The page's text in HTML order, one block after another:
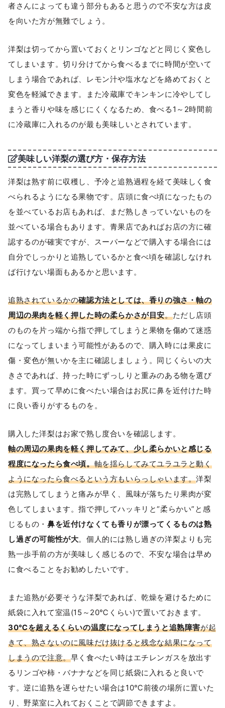
者さんによっても違う部分もあると思うので不安な方は皮
を向いた方が無難でしょう。
洋梨は切ってから置いておくとリンゴなどと同じく変色し
てしまいます。切り分けてから食べるまでに時間が空いて
しまう場合であれば、レモン汁や塩水などを絡めておくと
変色を軽減できます。また冷蔵庫でキンキンに冷やしてし
まうと香りや味を感じにくくなるため、食べる1～2時間前
に冷蔵庫に入れるのが最も美味しいとされています。
美味しい洋梨の選び方・保存方法
洋梨は熟す前に収穫し、予冷と追熟過程を経て美味しく食
べられるようになる果物です。店頭に食べ頃になったもの
を並べているお店もあれば、まだ熟しきっていないものを
並べている場合もあります。青果店であればお店の方に確
認するのが確実ですが、スーパーなどで購入する場合には
自分でしっかりと追熟しているかと食べ頃を確認しなけれ
ば行けない場面もあるかと思います。
追熟されているかの確認方法としては、香りの強さ・軸の
周辺の果肉を軽く押した時の柔らかさが目安。ただし店頭
のものを片っ端から指で押してしまうと果物を傷めて迷惑
になってしまいまう可能性があるので、購入時には果皮に
傷・変色が無いかを主に確認しましょう。同じくらいの大
きさであれば、持った時にずっしりと重みのある物を選び
ます。買って早めに食べたい場合はお尻に鼻を近付けた時
に良い香りがするものを。
購入した洋梨はお家で熟し度合いを確認します。
軸の周辺の果肉を軽く押してみて、少し柔らかいと感じる
程度になったら食べ頃。軸を揺らしてみてユラユラと動く
ようになったら食べるという方もいらっしゃいます。洋梨
は完熟してしまうと痛みが早く、風味が落ちたり果肉が変
色してしまいます。指で押してハッキリと“柔らかい”と感
じるもの・鼻を近付けなくても香りが漂ってくるものは熟
し過ぎの可能性が大。個人的には熟し過ぎの洋梨よりも完
熟一歩手前の方が美味しく感じるので、不安な場合は早め
に食べることをお勧めしたいです。
また追熟が必要そうな洋梨であれば、乾燥を避けるために
紙袋に入れて室温(15～20℃くらい)で置いておきます。
30℃を超えるくらいの温度になってしまうと追熟障害が起
きて、熟さないのに風味だけ抜けると残念な結果になって
しまうので注意。早く食べたい時はエチレンガスを放出す
るリンゴや柿・バナナなどを同じ紙袋に入れると良いで
す。逆に追熟を遅らせたい場合は10℃前後の場所に置いた
り、野菜室に入れておくことで調節できますよ。